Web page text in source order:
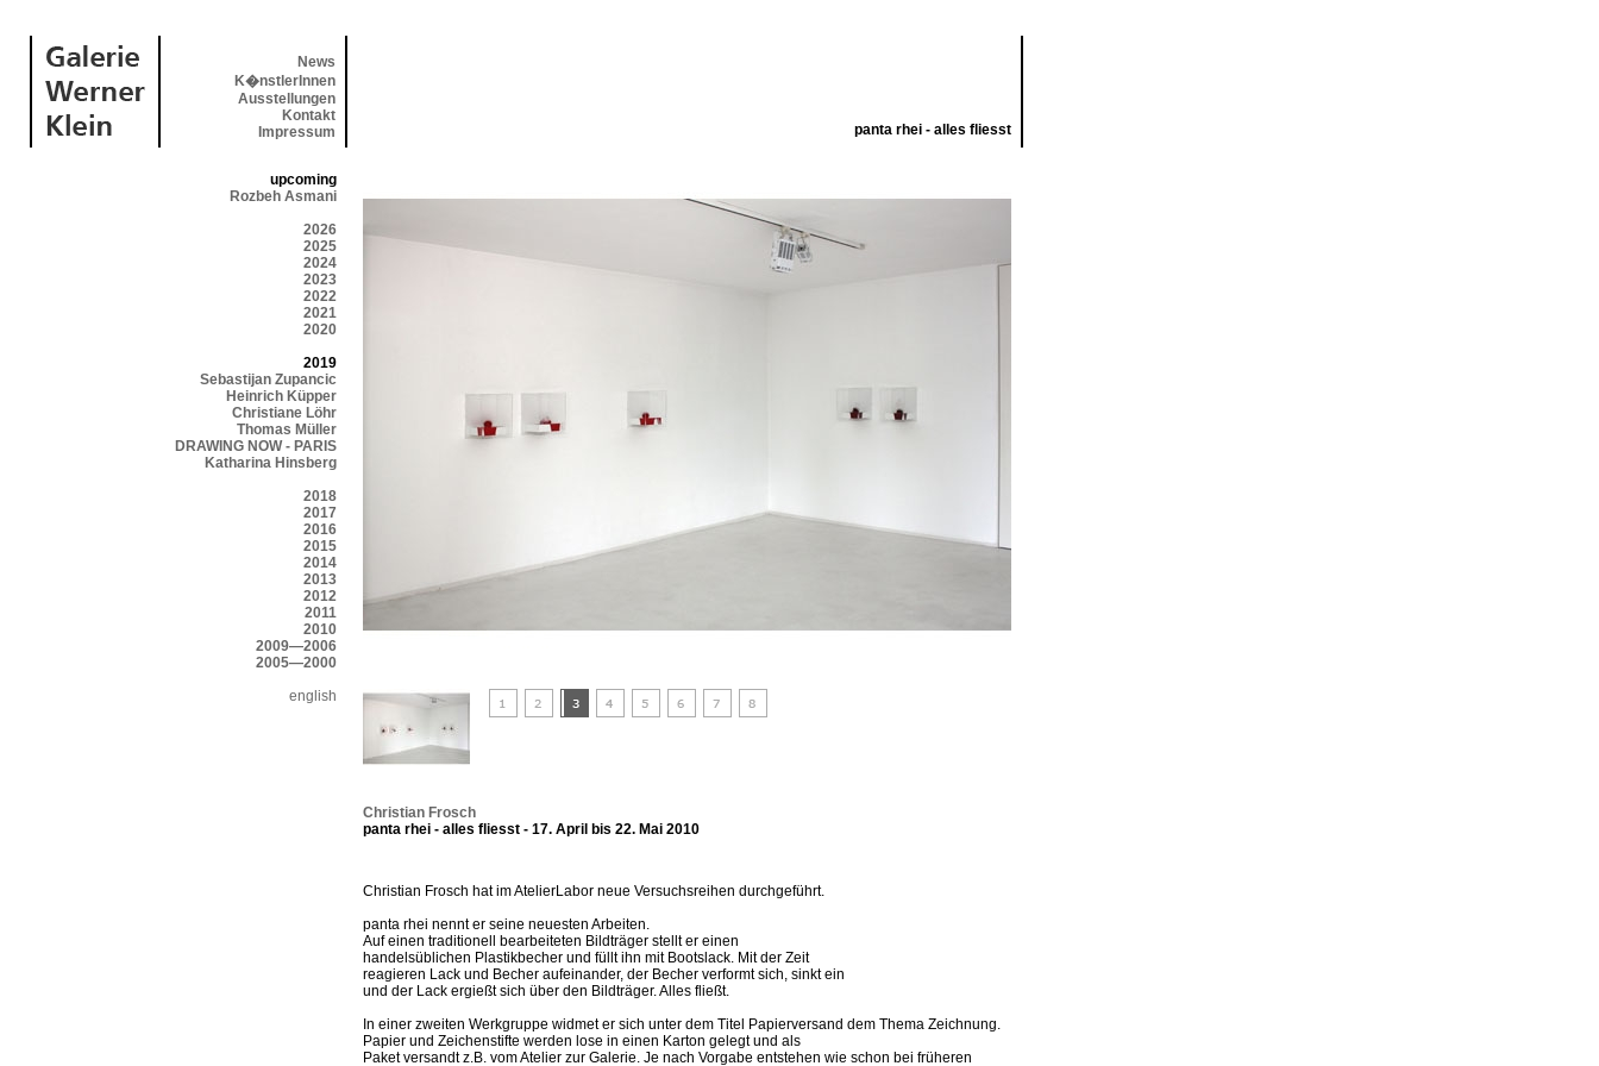
News
K�nstlerInnen
Ausstellungen
Kontakt
Impressum
panta rhei - alles fliesst
upcoming
Rozbeh Asmani
2026
2025
2024
2023
2022
2021
2020
2019
Sebastijan Zupancic
Heinrich Küpper
Christiane Löhr
Thomas Müller
DRAWING NOW - PARIS
Katharina Hinsberg
2018
2017
2016
2015
2014
2013
2012
2011
2010
2009—2006
2005—2000
english
Christian Frosch
panta rhei - alles fliesst - 17. April bis 22. Mai 2010
Christian Frosch hat im AtelierLabor neue Versuchsreihen durchgeführt.
panta rhei nennt er seine neuesten Arbeiten.
Auf einen traditionell bearbeiteten Bildträger stellt er einen
handelsüblichen Plastikbecher und füllt ihn mit Bootslack. Mit der Zeit
reagieren Lack und Becher aufeinander, der Becher verformt sich, sinkt ein
und der Lack ergießt sich über den Bildträger. Alles fließt.
In einer zweiten Werkgruppe widmet er sich unter dem Titel Papierversand dem Thema Zeichnung.
Papier und Zeichenstifte werden lose in einen Karton gelegt und als
Paket versandt z.B. vom Atelier zur Galerie. Je nach Vorgabe entstehen wie schon bei früheren